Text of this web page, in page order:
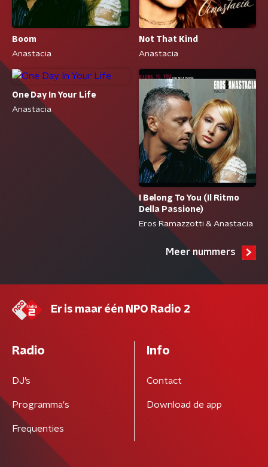
Boom
Anastacia
Not That Kind
Anastacia
One Day In Your Life
Anastacia
I Belong To You (Il Ritmo
Della Passione)
Eros Ramazzotti & Anastacia
Meer nummers
Er is maar één NPO Radio 2
Radio
DJ’s
Programma's
Frequenties
Info
Contact
Download de app